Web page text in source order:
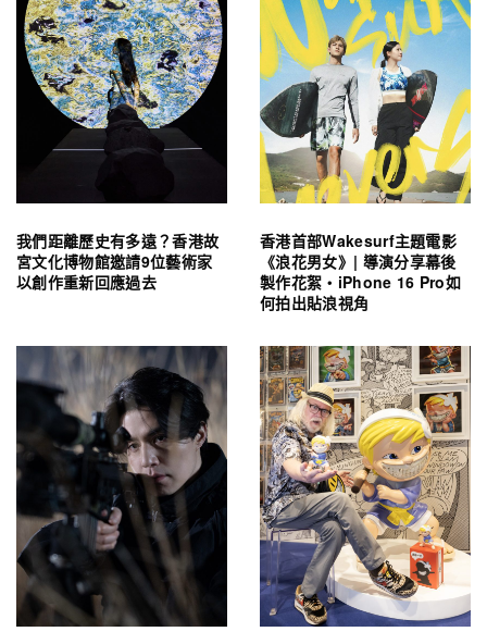
我們距離歷史有多遠？香港故
宮文化博物館邀請9位藝術家
以創作重新回應過去
香港首部Wakesurf主題電影
《浪花男女》| 導演分享幕後
製作花絮・iPhone 16 Pro如
何拍出貼浪視角